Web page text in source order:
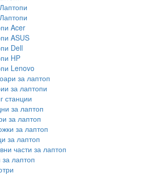
Acer
ASUS
Dell
HP
Lenovo
за лаптоп
за лаптопи
станции
за лаптоп
за лаптоп
за лаптоп
за лаптоп
части за лаптоп
за лаптоп